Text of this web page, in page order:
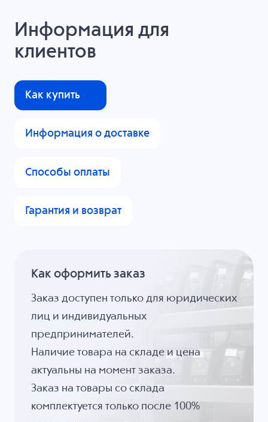
Информация для
клиентов
Как купить
Информация о доставке
Способы оплаты
Гарантия и возврат
Как оформить заказ
Заказ доступен только для юридических
лиц и индивидуальных
предпринимателей.
Наличие товара на складе и цена
актуальны на момент заказа.
Заказ на товары со склада
комплектуется только после 100%